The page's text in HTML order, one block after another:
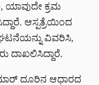
ಯಾವುದೇ ಕ್ರಮ
ಆಸ್ಪತ್ರೆಯಿಂದ
ಘಟನೆಯನ್ನು ವಿವರಿಸಿ,
ದಾಖಲಿಸಿದ್ದಾರೆ.
ದೂರಿನ ಆಧಾರದ